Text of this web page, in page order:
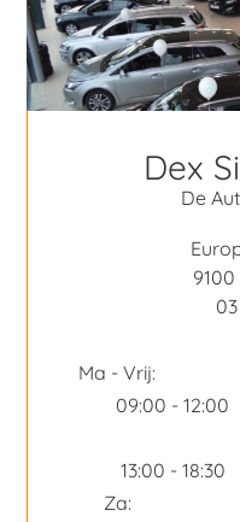
Dex
De
9100
Ma - Vrij:
09:00 - 12:00
13:00 - 18:30
Za: